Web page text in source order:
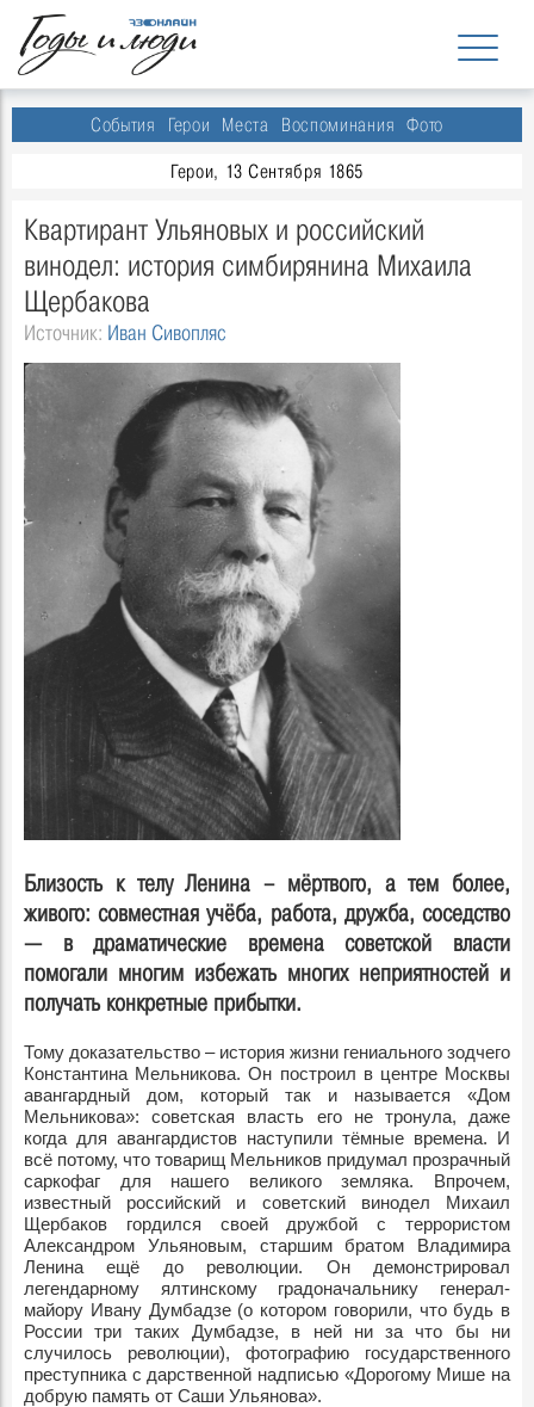
События Герои Места Воспоминания Фото
Герои, 13 Сентября 1865
Квартирант Ульяновых и российский
винодел: история симбирянина Михаила
Щербакова
Источник: Иван Сивопляс
Близость к телу Ленина – мёртвого, а тем более,
живого: совместная учёба, работа, дружба, соседство
— в драматические времена советской власти
помогали многим избежать многих неприятностей и
получать конкретные прибытки.
Тому доказательство – история жизни гениального зодчего
Константина Мельникова. Он построил в центре Москвы
авангардный дом, который так и называется «Дом
Мельникова»: советская власть его не тронула, даже
когда для авангардистов наступили тёмные времена. И
всё потому, что товарищ Мельников придумал прозрачный
саркофаг для нашего великого земляка. Впрочем,
известный российский и советский винодел Михаил
Щербаков гордился своей дружбой с террористом
Александром Ульяновым, старшим братом Владимира
Ленина ещё до революции. Он демонстрировал
легендарному ялтинскому градоначальнику генерал-
майору Ивану Думбадзе (о котором говорили, что будь в
России три таких Думбадзе, в ней ни за что бы ни
случилось революции), фотографию государственного
преступника с дарственной надписью «Дорогому Мише на
добрую память от Саши Ульянова».